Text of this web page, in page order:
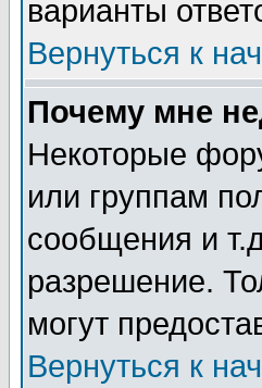
варианты
Вернуться к
Почему мне
Некоторые
или группам
сообщения и
разрешение.
могут
Вернуться к